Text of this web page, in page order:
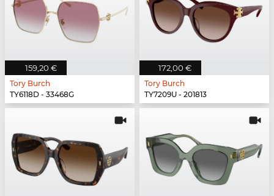
159,20 €
Tory Burch
TY6118D - 33468G
172,00 €
Tory Burch
TY7209U - 201813